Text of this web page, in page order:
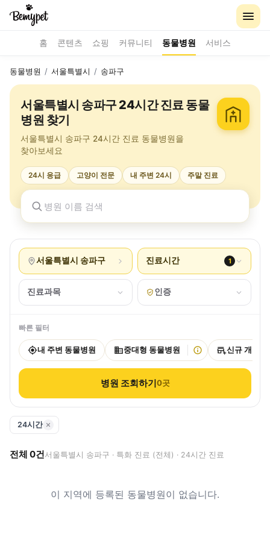
홈 콘텐츠 쇼핑 커뮤니티 동물병원 서비스
동물병원 / 서울특별시 / 송파구
서울특별시 송파구 24시간 진료 동물
병원 찾기
서울특별시 송파구 24시간 진료 동물병원을
찾아보세요
24시 응급 고양이 전문 내 주변 24시 주말 진료
서울특별시 송파구 진료시간 1
진료과목 인증
빠른 필터
내 주변 동물병원 중대형 동물병원 신규 개원
병원 조회하기0곳
24시간
전체 0건서울특별시 송파구 · 특화 진료 (전체) · 24시간 진료
이 지역에 등록된 동물병원이 없습니다.